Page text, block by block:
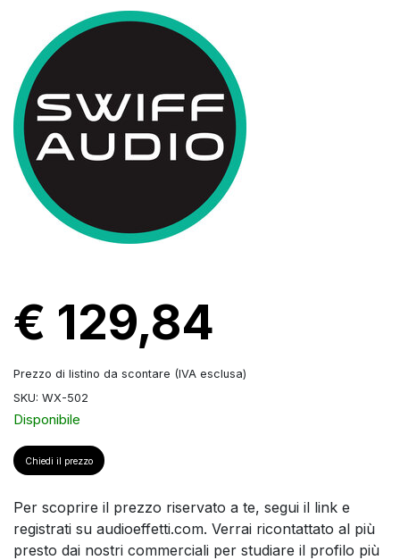
€ 129,84
Prezzo di listino da scontare (IVA esclusa)
SKU: WX-502
Disponibile
Chiedi il prezzo
Per scoprire il prezzo riservato a te, segui il link e
registrati su audioeffetti.com. Verrai ricontattato al più
presto dai nostri commerciali per studiare il profilo più